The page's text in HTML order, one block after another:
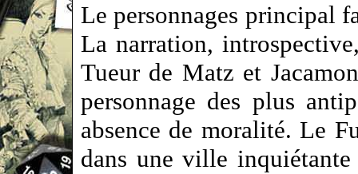
Le personnages principal
La narration,
Tueur de Matz et
personnage des plus
absence de moralité. Le
dans une ville